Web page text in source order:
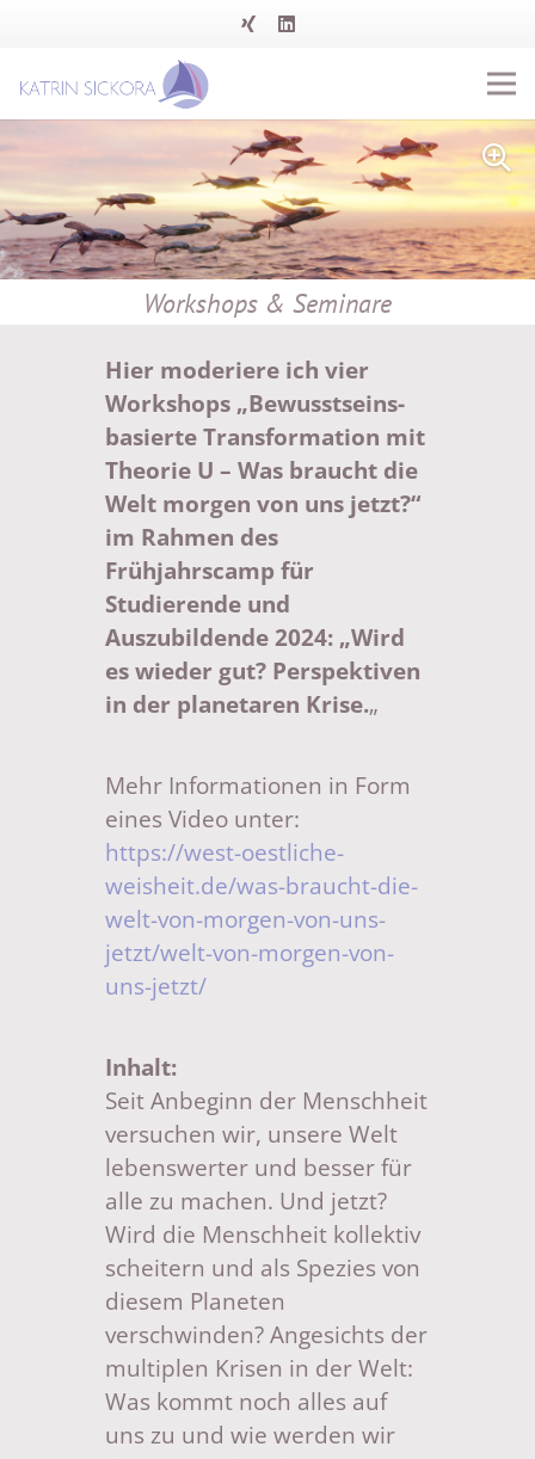
Workshops & Seminare
Hier moderiere ich vier
Workshops „Bewusstseins-
basierte Transformation mit
Theorie U – Was braucht die
Welt morgen von uns jetzt?“
im Rahmen des
Frühjahrscamp für
Studierende und
Auszubildende 2024: „Wird
es wieder gut? Perspektiven
in der planetaren Krise.„
Mehr Informationen in Form
eines Video unter:
https://west-oestliche-
weisheit.de/was-braucht-die-
welt-von-morgen-von-uns-
jetzt/welt-von-morgen-von-
uns-jetzt/
Inhalt:
Seit Anbeginn der Menschheit
versuchen wir, unsere Welt
lebenswerter und besser für
alle zu machen. Und jetzt?
Wird die Menschheit kollektiv
scheitern und als Spezies von
diesem Planeten
verschwinden? Angesichts der
multiplen Krisen in der Welt:
Was kommt noch alles auf
uns zu und wie werden wir